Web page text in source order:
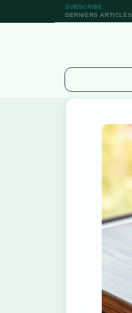
SUBSCRIBE
DERNIERS ARTICLES